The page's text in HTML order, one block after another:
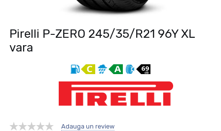
Pirelli P-ZERO 245/35/R21 96Y XL
vara
Adauga un review